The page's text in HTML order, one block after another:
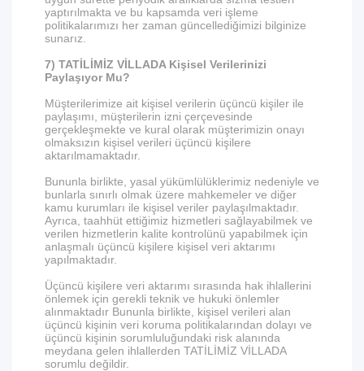
yaptırılmakta ve bu kapsamda veri işleme
politikalarımızı her zaman güncellediğimizi bilginize
sunarız.
7) TATİLİMİZ VİLLADA Kişisel Verilerinizi
Paylaşıyor Mu?
Müşterilerimize ait kişisel verilerin üçüncü kişiler ile
paylaşımı, müşterilerin izni çerçevesinde
gerçekleşmekte ve kural olarak müşterimizin onayı
olmaksızın kişisel verileri üçüncü kişilere
aktarılmamaktadır.
Bununla birlikte, yasal yükümlülüklerimiz nedeniyle ve
bunlarla sınırlı olmak üzere mahkemeler ve diğer
kamu kurumları ile kişisel veriler paylaşılmaktadır.
Ayrıca, taahhüt ettiğimiz hizmetleri sağlayabilmek ve
verilen hizmetlerin kalite kontrolünü yapabilmek için
anlaşmalı üçüncü kişilere kişisel veri aktarımı
yapılmaktadır.
Üçüncü kişilere veri aktarımı sırasında hak ihlallerini
önlemek için gerekli teknik ve hukuki önlemler
alınmaktadır Bununla birlikte, kişisel verileri alan
üçüncü kişinin veri koruma politikalarından dolayı ve
üçüncü kişinin sorumluluğundaki risk alanında
meydana gelen ihlallerden TATİLİMİZ VİLLADA
sorumlu değildir.